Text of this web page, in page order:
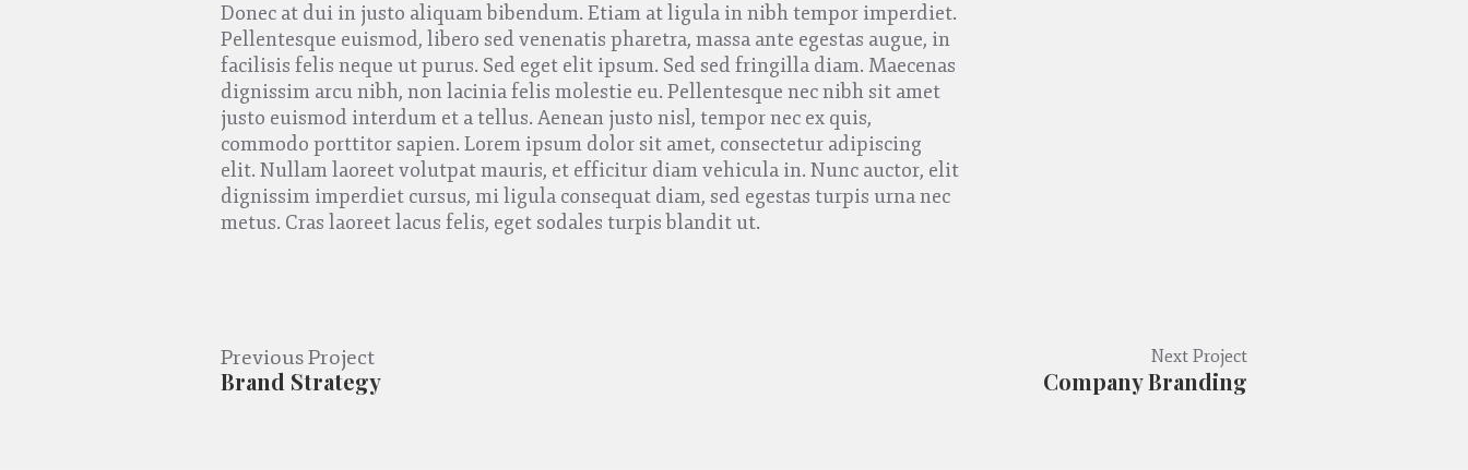
Donec at dui in justo aliquam bibendum. Etiam at ligula in nibh tempor imperdiet.
Pellentesque euismod, libero sed venenatis pharetra, massa ante egestas augue, in
facilisis felis neque ut purus. Sed eget elit ipsum. Sed sed fringilla diam. Maecenas
dignissim arcu nibh, non lacinia felis molestie eu. Pellentesque nec nibh sit amet
justo euismod interdum et a tellus. Aenean justo nisl, tempor nec ex quis,
commodo porttitor sapien. Lorem ipsum dolor sit amet, consectetur adipiscing
elit. Nullam laoreet volutpat mauris, et efficitur diam vehicula in. Nunc auctor, elit
dignissim imperdiet cursus, mi ligula consequat diam, sed egestas turpis urna nec
metus. Cras laoreet lacus felis, eget sodales turpis blandit ut.
Brand Strategy
Previous Project
Company Branding
Next Project